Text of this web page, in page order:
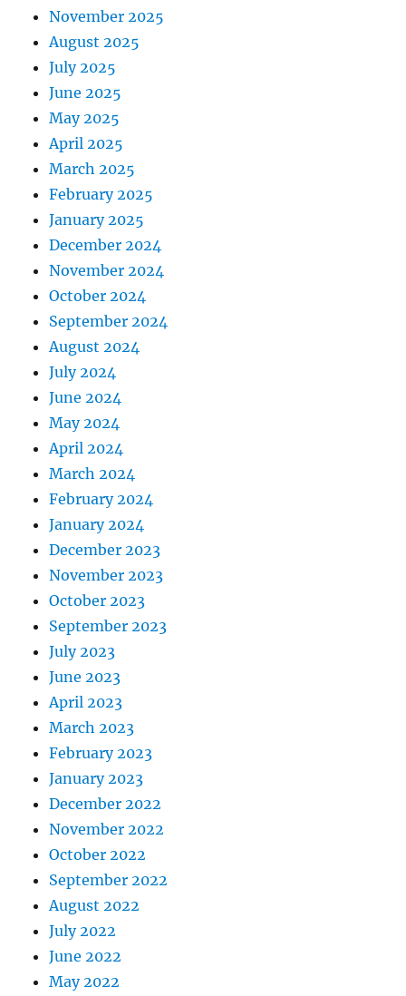
November 2025
August 2025
July 2025
June 2025
May 2025
April 2025
March 2025
February 2025
January 2025
December 2024
November 2024
October 2024
September 2024
August 2024
July 2024
June 2024
May 2024
April 2024
March 2024
February 2024
January 2024
December 2023
November 2023
October 2023
September 2023
July 2023
June 2023
April 2023
March 2023
February 2023
January 2023
December 2022
November 2022
October 2022
September 2022
August 2022
July 2022
June 2022
May 2022